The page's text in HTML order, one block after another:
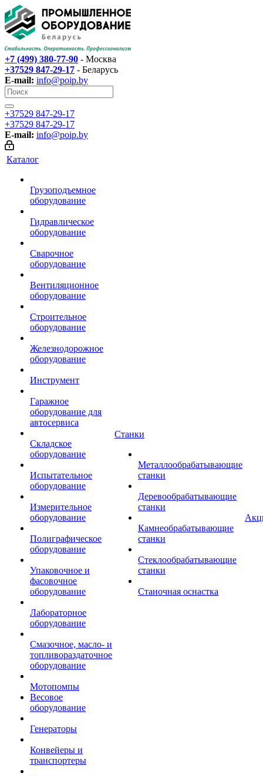
+7 (499) 380-77-90 - Москва
+37529 847-29-17‬ - Беларусь
E-mail: info@poip.by
+37529 847-29-17‬
+37529 847-29-17‬
E-mail: info@poip.by
Каталог
Грузоподъемное
оборудование
Гидравлическое
оборудование
Сварочное
оборудование
Вентиляционное
оборудование
Строительное
оборудование
Железнодорожное
оборудование
Инструмент
Гаражное
оборудование для
автосервиса
Складское
оборудование
Испытательное
оборудование
Измерительное
оборудование
Полиграфическое
оборудование
Упаковочное и
фасовочное
оборудование
Лабораторное
оборудование
Смазочное, масло- и
топливораздаточное
оборудование
Мотопомпы
Весовое
оборудование
Генераторы
Конвейеры и
транспортеры
Станки
Металлообрабатывающие
станки
Деревообрабатывающие
станки
Камнеобрабатывающие
станки
Стеклообрабатывающие
станки
Станочная оснастка